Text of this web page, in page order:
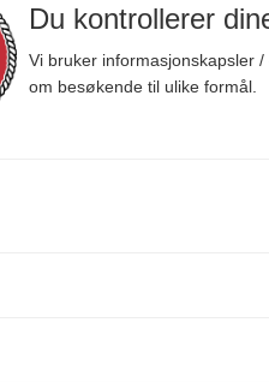
Du kontrollerer
Vi bruker informasjonskapsler
om besøkende til ulike formål.